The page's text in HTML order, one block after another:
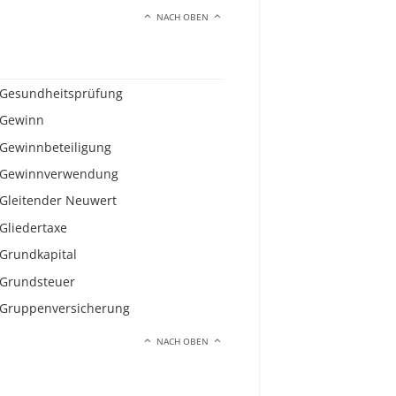
NACH OBEN
Gesundheitsprüfung
Gewinn
Gewinnbeteiligung
Gewinnverwendung
Gleitender Neuwert
Gliedertaxe
Grundkapital
Grundsteuer
Gruppenversicherung
NACH OBEN